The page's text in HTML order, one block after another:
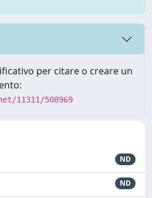
per citare o creare un
11311/508969
ND
ND